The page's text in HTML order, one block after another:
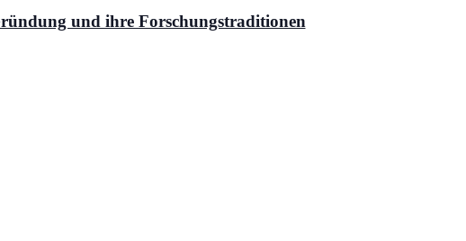
und ihre Forschungstraditionen